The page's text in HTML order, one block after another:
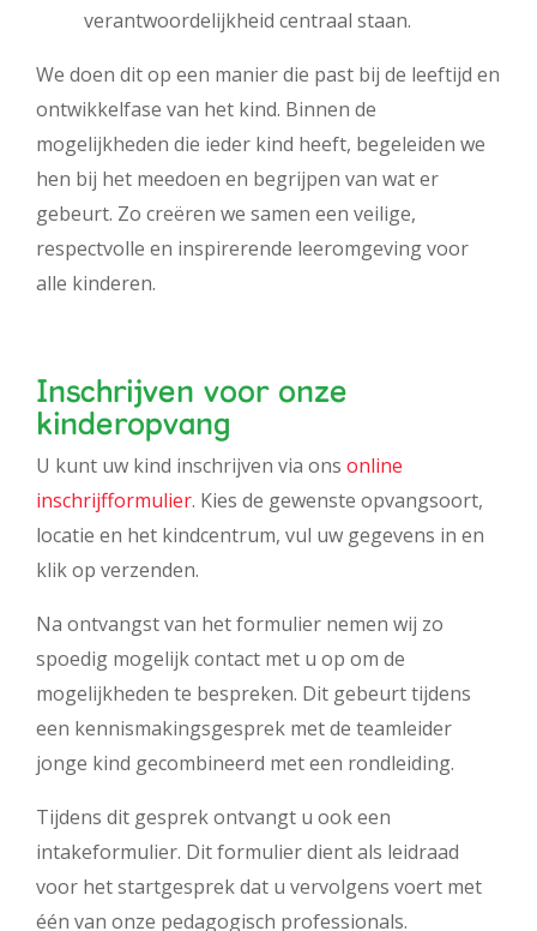
verantwoordelijkheid centraal staan.
We doen dit op een manier die past bij de leeftijd en
ontwikkelfase van het kind. Binnen de
mogelijkheden die ieder kind heeft, begeleiden we
hen bij het meedoen en begrijpen van wat er
gebeurt. Zo creëren we samen een veilige,
respectvolle en inspirerende leeromgeving voor
alle kinderen.
Inschrijven voor onze
kinderopvang
U kunt uw kind inschrijven via ons online
inschrijfformulier. Kies de gewenste opvangsoort,
locatie en het kindcentrum, vul uw gegevens in en
klik op verzenden.
Na ontvangst van het formulier nemen wij zo
spoedig mogelijk contact met u op om de
mogelijkheden te bespreken. Dit gebeurt tijdens
een kennismakingsgesprek met de teamleider
jonge kind gecombineerd met een rondleiding.
Tijdens dit gesprek ontvangt u ook een
intakeformulier. Dit formulier dient als leidraad
voor het startgesprek dat u vervolgens voert met
één van onze pedagogisch professionals.